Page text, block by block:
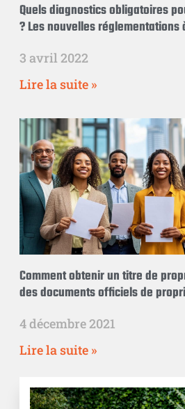
Quels diagnostics obligatoires
? Les nouvelles réglementations
3 avril 2022
Lire la suite »
Comment obtenir un titre de
des documents officiels de
4 décembre 2021
Lire la suite »